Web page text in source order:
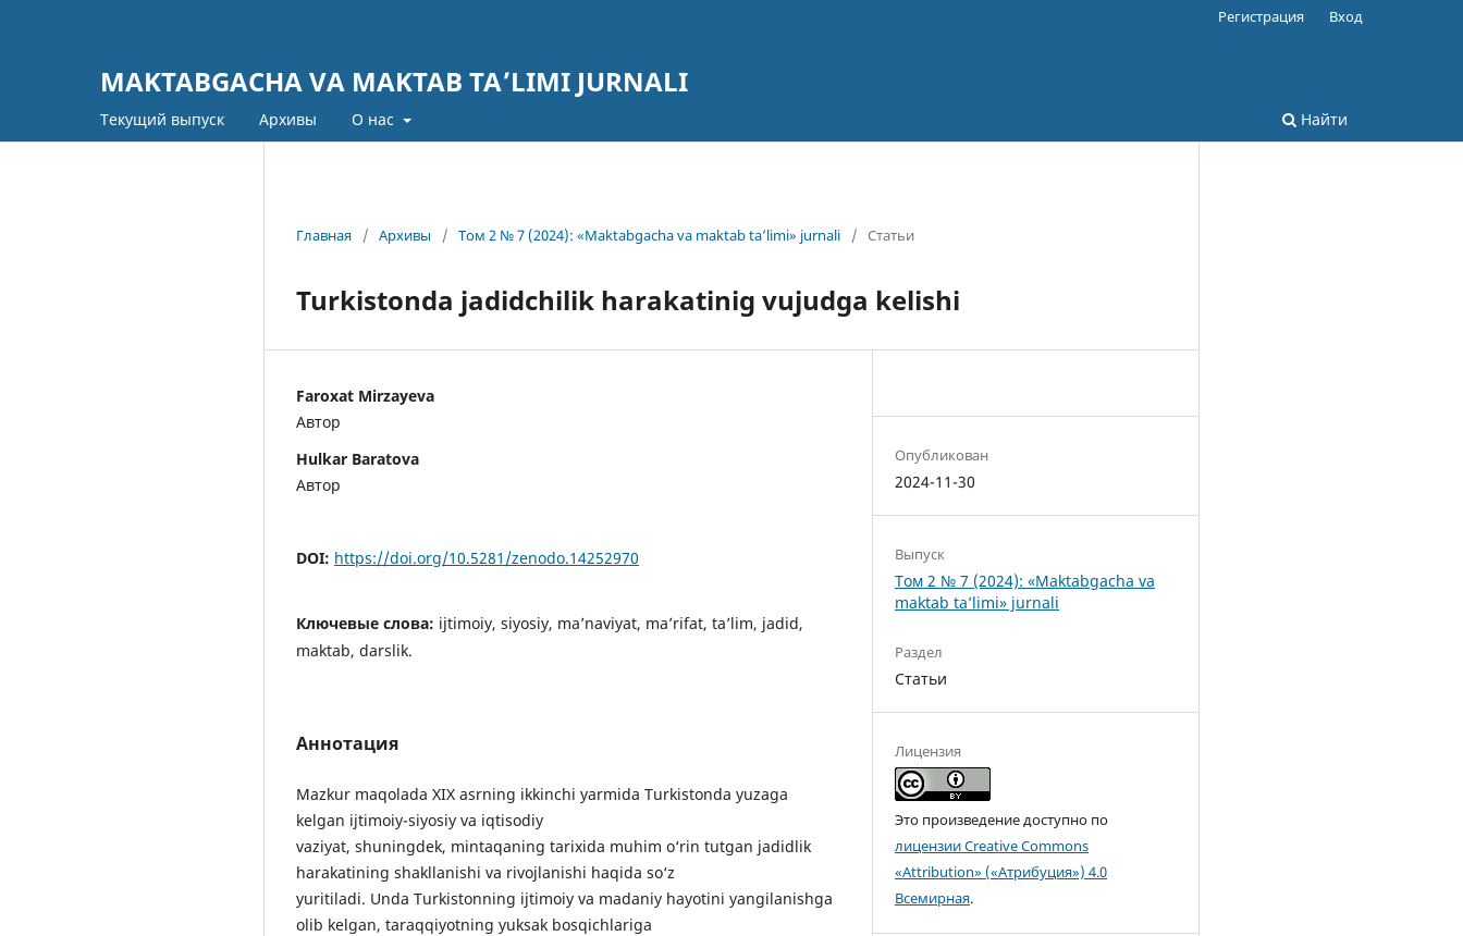
MAKTABGACHA VA MAKTAB TA’LIMI JURNALI
Текущий выпуск Архивы О нас Найти
Регистрация Вход
Главная / Архивы / Том 2 № 7 (2024): «Maktabgacha va maktab ta’limi» jurnali / Статьи
Turkistonda jadidchilik harakatinig vujudga kelishi
Faroxat Mirzayeva
Автор
Hulkar Baratova
Автор
DOI: https://doi.org/10.5281/zenodo.14252970
Ключевые слова: ijtimoiy, siyosiy, ma’naviyat, ma’rifat, ta’lim, jadid,
maktab, darslik.
Аннотация
Mazkur maqolada XIX asrning ikkinchi yarmida Turkistonda yuzaga
kelgan ijtimoiy-siyosiy va iqtisodiy
vaziyat, shuningdek, mintaqaning tarixida muhim o‘rin tutgan jadidlik
harakatining shakllanishi va rivojlanishi haqida so‘z
yuritiladi. Unda Turkistonning ijtimoiy va madaniy hayotini yangilanishga
olib kelgan, taraqqiyotning yuksak bosqichlariga
Опубликован
2024-11-30
Выпуск
Том 2 № 7 (2024): «Maktabgacha va
maktab ta’limi» jurnali
Раздел
Статьи
Лицензия
Это произведение доступно по
лицензии Creative Commons
«Attribution» («Атрибуция») 4.0
Всемирная.